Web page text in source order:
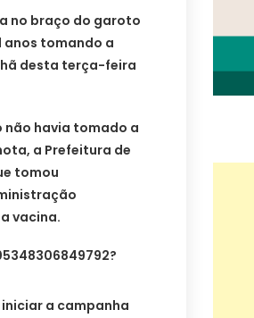
no braço do garoto
anos tomando a
desta terça-feira
havia tomado a
a Prefeitura de
tomou
vacina.
a campanha